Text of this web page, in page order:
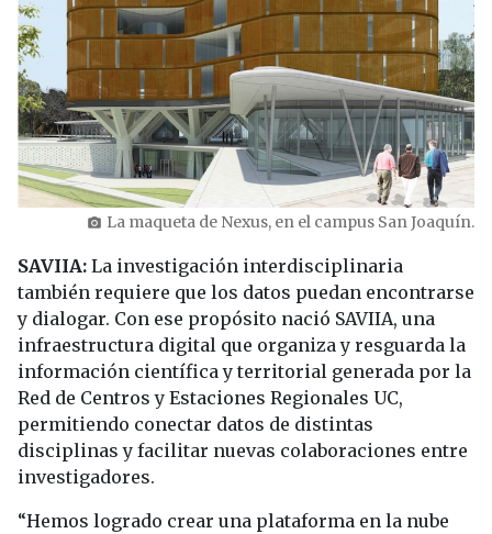
photo_camera La maqueta de Nexus, en el campus San Joaquín.
SAVIIA: La investigación interdisciplinaria
también requiere que los datos puedan encontrarse
y dialogar. Con ese propósito nació SAVIIA, una
infraestructura digital que organiza y resguarda la
información científica y territorial generada por la
Red de Centros y Estaciones Regionales UC,
permitiendo conectar datos de distintas
disciplinas y facilitar nuevas colaboraciones entre
investigadores.
“Hemos logrado crear una plataforma en la nube